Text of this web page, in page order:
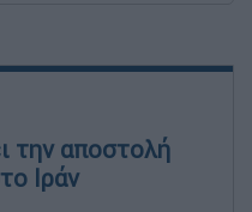
την αποστολή
Ιράν